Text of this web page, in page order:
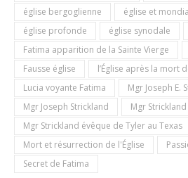
église bergoglienne
église et
église profonde
église synodale
Fatima apparition de la Sainte Vierge
Fausse église
l’Église après la mort
Lucia voyante Fatima
Mgr Joseph E.
Mgr Joseph Strickland
Mgr
Mgr Strickland évêque de Tyler au Texas
Mort et résurrection de l'Église
Secret de Fatima